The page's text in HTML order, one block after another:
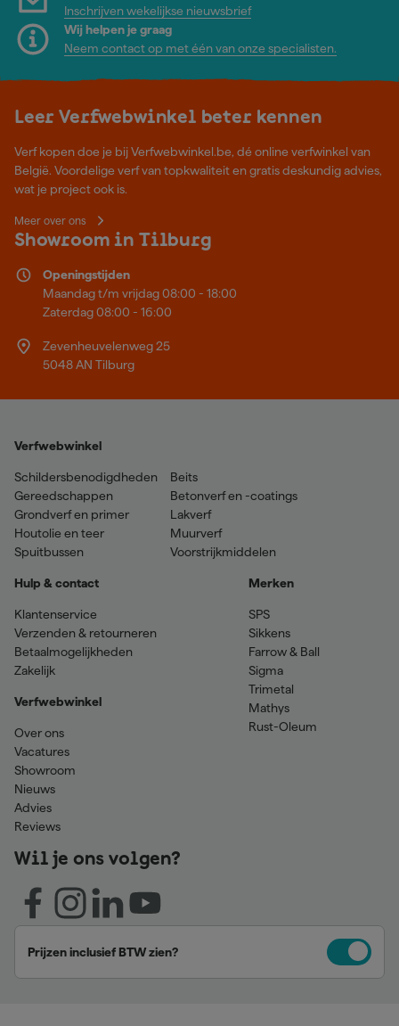
Inschrijven wekelijkse nieuwsbrief
Wij helpen je graag
Neem contact op met één van onze specialisten.
Leer Verfwebwinkel beter kennen
Verf kopen doe je bij Verfwebwinkel.be, dé online verfwinkel van
België. Voordelige verf van topkwaliteit en gratis deskundig advies,
wat je project ook is.
Meer over ons
Showroom in Tilburg
Openingstijden
Maandag t/m vrijdag 08:00 - 18:00
Zaterdag 08:00 - 16:00
Zevenheuvelenweg 25
5048 AN Tilburg
Verfwebwinkel
Schildersbenodigdheden
Gereedschappen
Grondverf en primer
Houtolie en teer
Spuitbussen
Beits
Betonverf en -coatings
Lakverf
Muurverf
Voorstrijkmiddelen
Hulp & contact
Klantenservice
Verzenden & retourneren
Betaalmogelijkheden
Zakelijk
Verfwebwinkel
Over ons
Vacatures
Showroom
Nieuws
Advies
Reviews
Merken
SPS
Sikkens
Farrow & Ball
Sigma
Trimetal
Mathys
Rust-Oleum
Wil je ons volgen?
Prijzen inclusief BTW zien?